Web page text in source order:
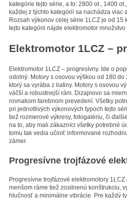
kategórie tejto série, a to: 2800 ot., 1400
každej z týchto kategórií sa nachádza viac
Rozsah výkonov celej série 1LCZ je od 15
tejto kategórii nájde elektromotor množstvo
Elektromotor 1LCZ –
Elektromotor 1LCZ – progresívny. Ide o
odolný. Motory s osovou výškou od 180 do
ktorý sa vyrába z liatiny. Motory s osovou
väčší a robustnejší rám. Dizajnovo sa
rovnakom farebnom prevedení. Všetky
pri jednotlivých výkonových typoch tejto
tiež rozmerové výkresy, fotogalériu, či
na to, aby mali zákazníci všetky potrebné
tomu tak vedia učiniť informované
zámer.
Progresívne trojfázové
Progresívne trojfázové elektromotory
menšom ráme tiež zosilnenú konštrukciu,
hlučnosť a minimálne vibrácie. Pre každý